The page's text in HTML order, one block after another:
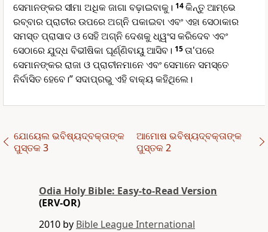
ସେମାନଙ୍କର ସୀମା ଅଧିକ ଜାଗା ବଢ଼ାଇବାକୁ। 14କିନ୍ତୁ ଆମ୍ଭେ
ରବ୍ବାର ପ୍ରାଚୀର ଉପରେ ଅଗ୍ନି ପକାଇବା ଏବଂ ଏହା ସେଠାକାର
ସମସ୍ତ ପ୍ରାସାଦ ଓ ସେହି ଅଗ୍ନି ଦେଶକୁ ଧ୍ୱଂସ କରିଦେବ ଏବଂ
ସେଠାରେ ଯୁଦ୍ଧ ବିଭୀଷିକା ଘୂର୍ଣ୍ଣିବାୟୁ ଆସିବ। 15ତା'ପରେ
ସେମାନଙ୍କର ରାଜା ଓ ପ୍ରାଚୀନମାନେ ଏବଂ ସେମାନେ ସମସ୍ତେ
ନିର୍ବାସିତ ହେବେ।” ସଦାପ୍ରଭୁ ଏହି ବାକ୍ୟ କହିଥିଲେ।
ଯୋୟେଲ ଭବିଷ୍ୟ‌ଦ୍‌ବକ୍ତାଙ୍କ
ପୁସ୍ତକ 3
ଆମୋଷ ଭବିଷ୍ୟ‌ଦ୍‌ବକ୍ତାଙ୍କ
ପୁସ୍ତକ 2
Odia Holy Bible: Easy-to-Read Version
(ERV-OR)
2010 by Bible League International